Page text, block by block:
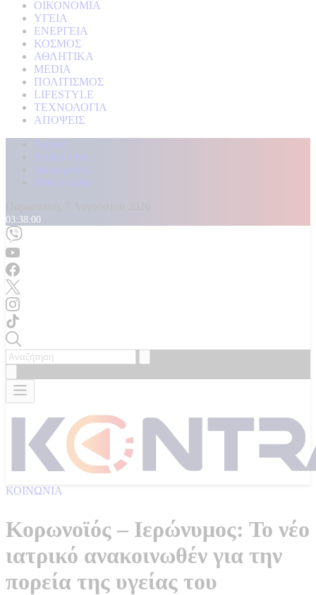
ΟΙΚΟΝΟΜΙΑ
ΥΓΕΙΑ
ΕΝΕΡΓΕΙΑ
ΚΟΣΜΟΣ
ΑΘΛΗΤΙΚΑ
MEDIA
ΠΟΛΙΤΙΣΜΟΣ
LIFESTYLE
ΤΕΧΝΟΛΟΓΙΑ
ΑΠΟΨΕΙΣ
Αρχική
Kontra Live
Καταγγελίες
Επικοινωνία
03:38:02
ΚΟΙΝΩΝΙΑ
Κορωνοϊός – Ιερώνυμος: Το νέο
ιατρικό ανακοινωθέν για την
πορεία της υγείας του